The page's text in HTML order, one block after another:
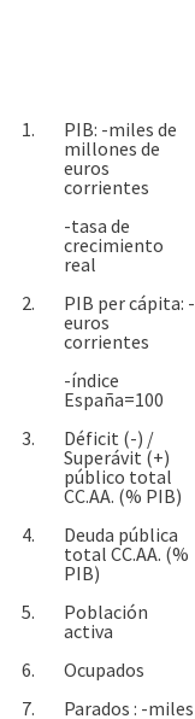
1.
PIB: -miles de
millones de
euros
corrientes
-tasa de
crecimiento
real
2.
PIB per cápita: -
euros
corrientes
-índice
España=100
3.
Déficit (-) /
Superávit (+)
público total
CC.AA. (% PIB)
4.
Deuda pública
total CC.AA. (%
PIB)
5.
Población
activa
6. Ocupados
7.
Parados : -miles